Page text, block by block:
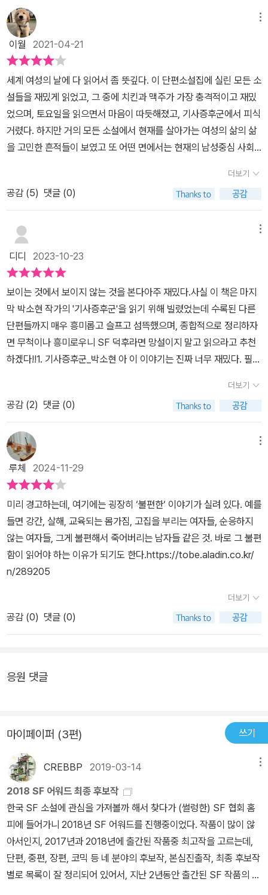
이월 2021-04-21
세계 여성의 날에 다 읽어서 좀 뜻깊다. 이 단편소설집에 실린 모든 소
설들을 재밌게 읽었고, 그 중에 치킨과 맥주가 가장 충격적이고 재밌
었으며, 토요일을 읽으면서 마음이 따듯해졌고, 기사증후군에서 피식
거렸다. 하지만 거의 모든 소설에서 현재를 살아가는 여성의 삶의 삶
을 고민한 흔적들이 보였고 또 어떤 면에서는 현재의 남성중심 사회
더보기
공감 (5) 댓글 (0)
디디 2023-10-23
보이는 것에서 보이지 않는 것을 본다아주 재밌다.사실 이 책은 마지
막 박소현 작가의 '기사증후군'을 읽기 위해 빌렸었는데 수록된 다른
단편들까지 매우 흥미롭고 슬프고 섬뜩했으며, 종합적으로 정리하자
면 무척이나 흥미로우니 SF 덕후라면 망설이지 말고 읽으라고 추천
하겠다!!1. 기사증후군_박소현 아 이 이야기는 진짜 너무 재밌다. 필사
잠깐 침묵이 돌았다.'...뭡니까'은서는 그 질문을 누가 했는지 듣지 못
했다. 선창을 하던 군인들 중 한 명의 목소리 같기도 했고, 격리시설
어딘가에서 그런 낮은 목소리를 가진 여자를 만났던 것 같기도 했다.
그녀는 대답했다.'‘사회화 교육‘을 남자들이 받으면 돼요.'- P328
더보기
공감 (2) 댓글 (0)
루체 2024-11-29
미리 경고하는데, 여기에는 굉장히 ‘불편한‘ 이야기가 실려 있다. 예를
들면 강간, 살해, 교육되는 몸가짐, 고집을 부리는 여자들, 순응하지
않는 여자들, 그게 불편해서 죽어버리는 남자들 같은 것. 바로 그 불편
함이 읽어야 하는 이유가 되기도 한다.https://tobe.aladin.co.kr/
n/289205
더보기
공감 (0) 댓글 (0)
응원 댓글
마이페이퍼 (3편) 쓰기
CREBBP 2019-03-14
2018 SF 어워드 최종 후보작
한국 SF 소설에 관심을 가져볼까 해서 찾다가 (썰렁한) SF 협회 홈
피에 들어가니 2018년 SF 어워드를 진행중이었다. 작품이 많이 않
아서인지, 2017년과 2018년에 출간된 작품중 최고작을 고르는데,
단편, 중편, 장편, 코믹 등 네 분야의 후보작, 본심진출작, 최종 후보작
별로 목록이 잘 정리되어 있어서, 지난 2년동안 출간된 SF 작품의 현